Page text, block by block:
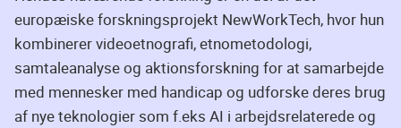
europæiske forskningsprojekt NewWorkTech, hvor hun
kombinerer videoetnografi, etnometodologi,
samtaleanalyse og aktionsforskning for at samarbejde
med mennesker med handicap og udforske deres brug
af nye teknologier som f.eks AI i arbejdsrelaterede og